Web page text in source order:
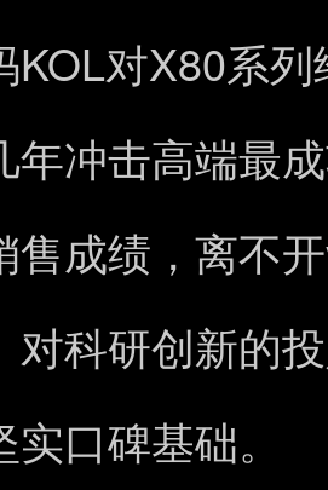
KOL对X80系列
年冲击高端最
售成绩，离不开
对科研创新的
口碑基础。